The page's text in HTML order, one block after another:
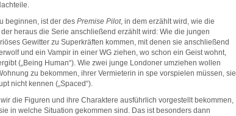
beginnen, ist der des Premise Pilot, in dem erzählt wird, wie die
heraus die Serie anschließend erzählt wird: Wie die jungen
Gewitter zu Superkräften kommen, mit denen sie anschließend
und ein Vampir in einer WG ziehen, wo schon ein Geist wohnt,
(„Being Human“). Wie zwei junge Londoner umziehen wollen
zu bekommen, ihrer Vermieterin in spe vorspielen müssen, sie
nicht kennen („Spaced“).
die Figuren und ihre Charaktere ausführlich vorgestellt bekommen,
in welche Situation gekommen sind. Das ist besonders dann